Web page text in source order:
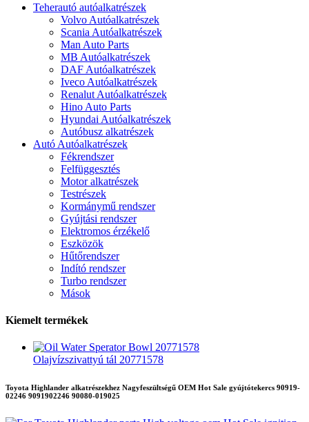
Teherautó autóalkatrészek
Volvo Autóalkatrészek
Scania Autóalkatrészek
Man Auto Parts
MB Autóalkatrészek
DAF Autóalkatrészek
Iveco Autóalkatrészek
Renalut Autóalkatrészek
Hino Auto Parts
Hyundai Autóalkatrészek
Autóbusz alkatrészek
Autó Autóalkatrészek
Fékrendszer
Felfüggesztés
Motor alkatrészek
Testrészek
Kormánymű rendszer
Gyújtási rendszer
Elektromos érzékelő
Eszközök
Hűtőrendszer
Indító rendszer
Turbo rendszer
Mások
Kiemelt termékek
Olajvízszivattyú tál 20771578
Toyota Highlander alkatrészekhez Nagyfeszültségű OEM Hot Sale gyújtótekercs 90919-
02246 9091902246 90080-019025